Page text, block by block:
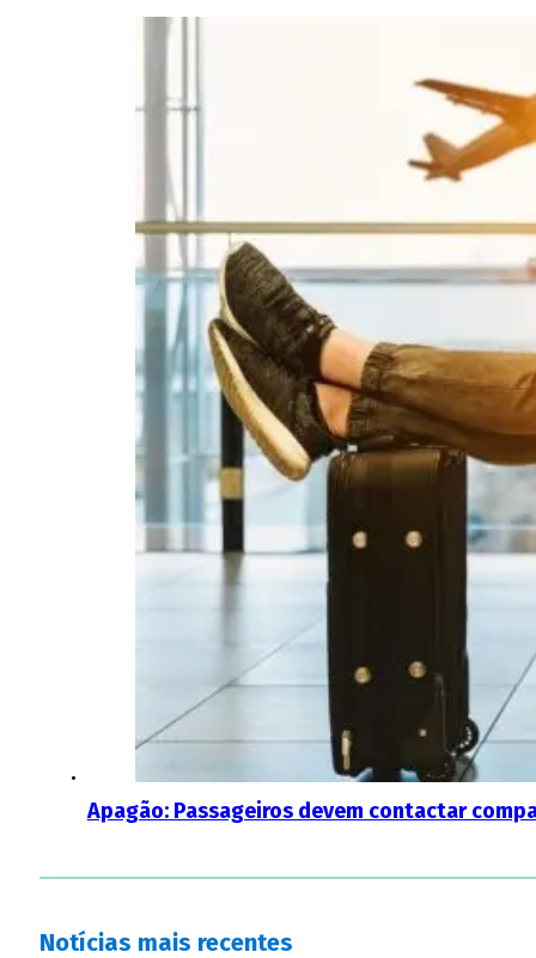
Apagão: Passageiros devem contactar
Notícias mais recentes